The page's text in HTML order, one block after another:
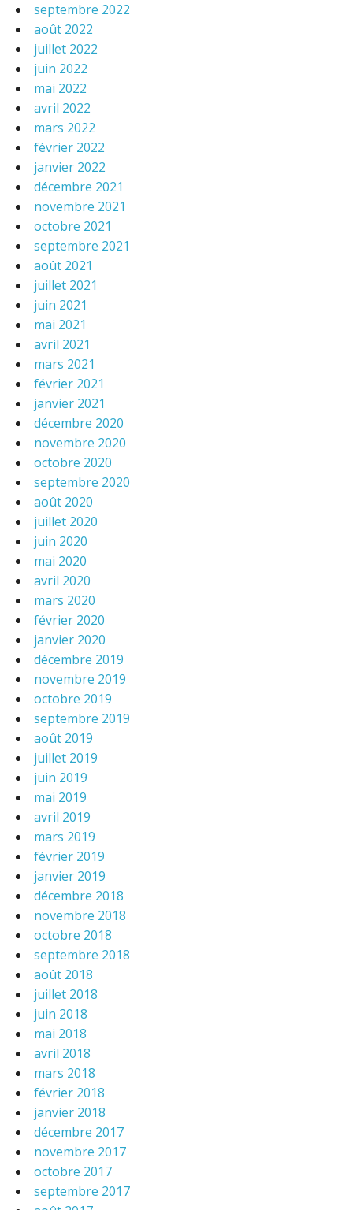
septembre 2022
août 2022
juillet 2022
juin 2022
mai 2022
avril 2022
mars 2022
février 2022
janvier 2022
décembre 2021
novembre 2021
octobre 2021
septembre 2021
août 2021
juillet 2021
juin 2021
mai 2021
avril 2021
mars 2021
février 2021
janvier 2021
décembre 2020
novembre 2020
octobre 2020
septembre 2020
août 2020
juillet 2020
juin 2020
mai 2020
avril 2020
mars 2020
février 2020
janvier 2020
décembre 2019
novembre 2019
octobre 2019
septembre 2019
août 2019
juillet 2019
juin 2019
mai 2019
avril 2019
mars 2019
février 2019
janvier 2019
décembre 2018
novembre 2018
octobre 2018
septembre 2018
août 2018
juillet 2018
juin 2018
mai 2018
avril 2018
mars 2018
février 2018
janvier 2018
décembre 2017
novembre 2017
octobre 2017
septembre 2017